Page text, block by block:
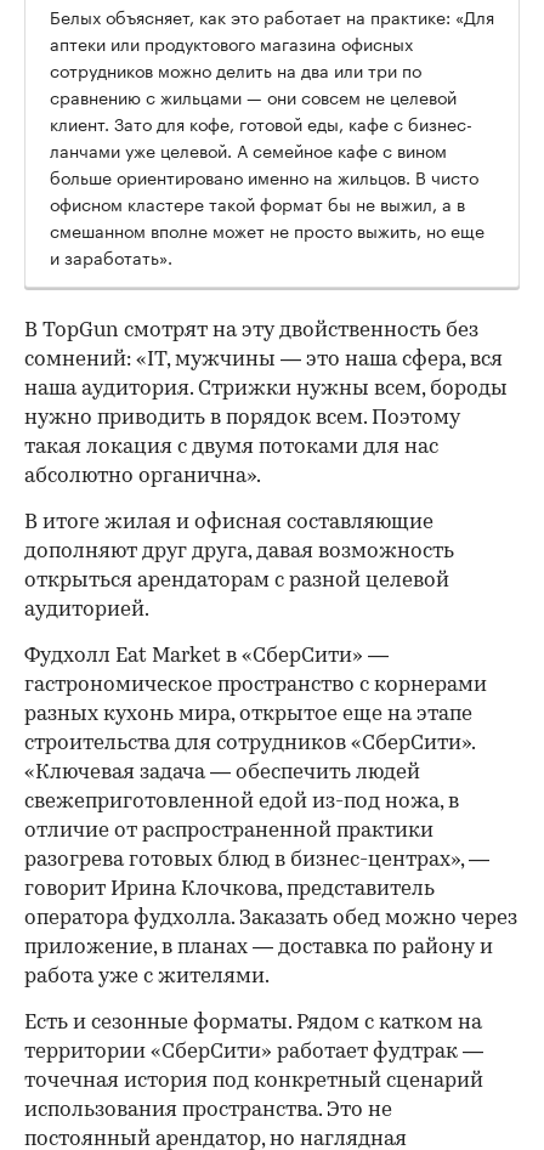
Белых объясняет, как это работает на практике: «Для
аптеки или продуктового магазина офисных
сотрудников можно делить на два или три по
сравнению с жильцами — они совсем не целевой
клиент. Зато для кофе, готовой еды, кафе с бизнес-
ланчами уже целевой. А семейное кафе с вином
больше ориентировано именно на жильцов. В чисто
офисном кластере такой формат бы не выжил, а в
смешанном вполне может не просто выжить, но еще
и заработать».
В TopGun смотрят на эту двойственность без
сомнений: «IT, мужчины — это наша сфера, вся
наша аудитория. Стрижки нужны всем, бороды
нужно приводить в порядок всем. Поэтому
такая локация с двумя потоками для нас
абсолютно органична».
В итоге жилая и офисная составляющие
дополняют друг друга, давая возможность
открыться арендаторам с разной целевой
аудиторией.
Фудхолл Eat Market в «СберСити» —
гастрономическое пространство с корнерами
разных кухонь мира, открытое еще на этапе
строительства для сотрудников «СберСити».
«Ключевая задача — обеспечить людей
свежеприготовленной едой из-под ножа, в
отличие от распространенной практики
разогрева готовых блюд в бизнес-центрах», —
говорит Ирина Клочкова, представитель
оператора фудхолла. Заказать обед можно через
приложение, в планах — доставка по району и
работа уже с жителями.
Есть и сезонные форматы. Рядом с катком на
территории «СберСити» работает фудтрак —
точечная история под конкретный сценарий
использования пространства. Это не
постоянный арендатор, но наглядная